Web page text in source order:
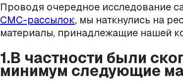
Проводя очередное исследование
СМС-рассылок, мы наткнулись на
материалы, принадлежащие нашей
1.В частности были
минимум следующие